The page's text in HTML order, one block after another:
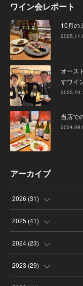
ワイン会レポート
10月の
オース
すワイ
当店で
アーカイブ
2026 (31)
(4
(8
(4
(2
2025 (41)
(4
(9
2024 (23)
(3
2023 (29)